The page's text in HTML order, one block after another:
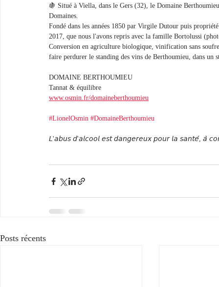
Dégustations Evénements
#NosDomaines
🍇 Situé à Viella, dans le Gers (32), le Domaine
Domaines.
Fondé dans les années 1850 par Virgile Dutour puis
2017, que nous l'avons repris avec la famille Bortolussi
Conversion en agriculture biologique, vinification sans
faire perdurer le standing des vins de Berthoumieu, dans un
DOMAINE BERTHOUMIEU
Tannat & équilibre
www.osmin.fr/domaineberthoumieu
#LionelOsmin #DomaineBerthoumieu
𝘓'𝘢𝘣𝘶𝘴 𝘥'𝘢𝘭𝘤𝘰𝘰𝘭 𝘦𝘴𝘵 𝘥𝘢𝘯𝘨𝘦𝘳𝘦𝘶𝘹 𝘱𝘰𝘶𝘳 𝘭𝘢 𝘴𝘢𝘯𝘵𝘦́, 𝘢̀
Posts récents